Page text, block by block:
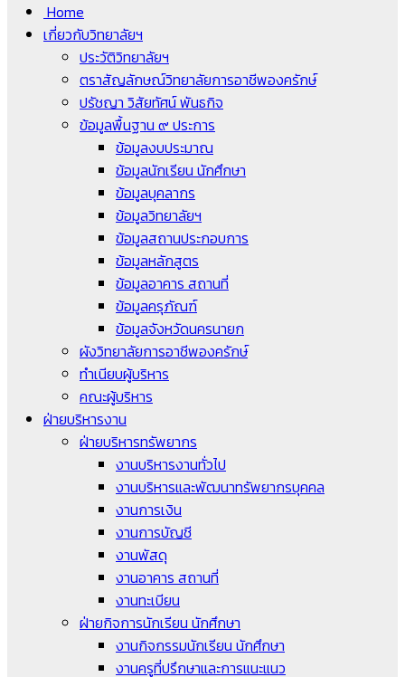
Home
เกี่ยวกับวิทยาลัยฯ
ประวัติวิทยาลัยฯ
ตราสัญลักษณ์วิทยาลัยการอาชีพองครักษ์
ปรัชญา วิสัยทัศน์ พันธกิจ
ข้อมูลพื้นฐาน ๙ ประการ
ข้อมูลงบประมาณ
ข้อมูลนักเรียน นักศึกษา
ข้อมูลบุคลากร
ข้อมูลวิทยาลัยฯ
ข้อมูลสถานประกอบการ
ข้อมูลหลักสูตร
ข้อมูลอาคาร สถานที่
ข้อมูลครุภัณฑ์
ข้อมูลจังหวัดนครนายก
ผังวิทยาลัยการอาชีพองครักษ์
ทำเนียบผู้บริหาร
คณะผู้บริหาร
ฝ่ายบริหารงาน
ฝ่ายบริหารทรัพยากร
งานบริหารงานทั่วไป
งานบริหารและพัฒนาทรัพยากรบุคคล
งานการเงิน
งานการบัญชี
งานพัสดุ
งานอาคาร สถานที่
งานทะเบียน
ฝ่ายกิจการนักเรียน นักศึกษา
งานกิจกรรมนักเรียน นักศึกษา
งานครูที่ปรึกษาและการแนะแนว